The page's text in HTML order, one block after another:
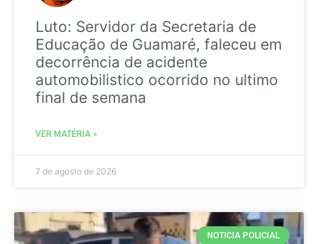
Luto: Servidor da Secretaria de
Educação de Guamaré, faleceu em
decorrência de acidente
automobilistico ocorrido no ultimo
final de semana
VER MATÉRIA »
7 de agosto de 2026
NOTICIA POLICIAL